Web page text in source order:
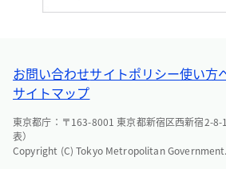
お問い合わせサイトポリシー使い方
サイトマップ
東京都庁：〒163-8001 東京都新宿区西新宿2-
表）
Copyright (C) Tokyo Metropolitan